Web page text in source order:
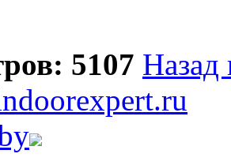
5107 Назад